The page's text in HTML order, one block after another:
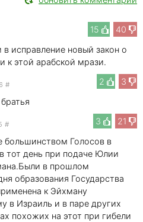
15 40
исправление новый закон о
к этой арабской мрази.
2
3
#
3
21
#
большинством Голосов в
тот день при подаче Юлии
в прошлом
образования Государства
к Эйхману
в Израиль и в паре других
похожих на этот при гибели